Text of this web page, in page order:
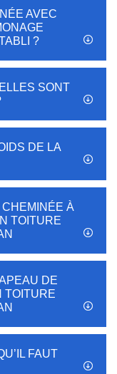
AVEC
?
SONT
DE LA
À
TOITURE
DE
TOITURE
FAUT